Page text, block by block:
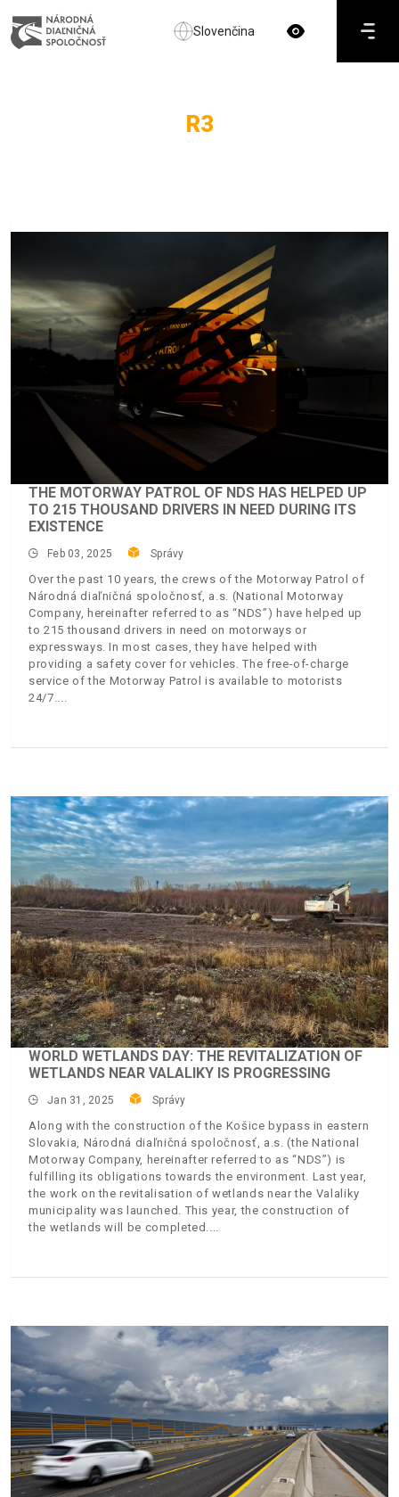
Slovenčina
R3
THE MOTORWAY PATROL OF NDS HAS HELPED UP
TO 215 THOUSAND DRIVERS IN NEED DURING ITS
EXISTENCE
Feb 03, 2025 Správy
Over the past 10 years, the crews of the Motorway Patrol of
Národná diaľničná spoločnosť, a.s. (National Motorway
Company, hereinafter referred to as “NDS”) have helped up
to 215 thousand drivers in need on motorways or
expressways. In most cases, they have helped with
providing a safety cover for vehicles. The free-of-charge
service of the Motorway Patrol is available to motorists
24/7.
WORLD WETLANDS DAY: THE REVITALIZATION OF
WETLANDS NEAR VALALIKY IS PROGRESSING
Jan 31, 2025 Správy
Along with the construction of the Košice bypass in eastern
Slovakia, Národná diaľničná spoločnosť, a.s. (the National
Motorway Company, hereinafter referred to as “NDS”) is
fulfilling its obligations towards the environment. Last year,
the work on the revitalisation of wetlands near the Valaliky
municipality was launched. This year, the construction of
the wetlands will be completed.